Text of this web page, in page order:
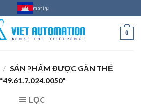
ភាសាខ្មែរ
0
/ SẢN PHẨM ĐƯỢC GẮN THẺ
“49.61.7.024.0050”
LỌC